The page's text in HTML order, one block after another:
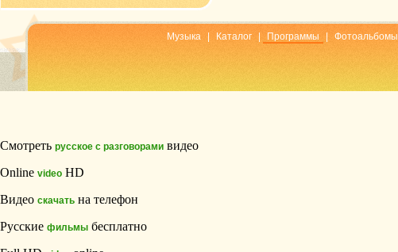
Музыка Каталог Программы Фотоальбомы
Смотреть русское с разговорами видео
Online video HD
Видео скачать на телефон
Русские фильмы бесплатно